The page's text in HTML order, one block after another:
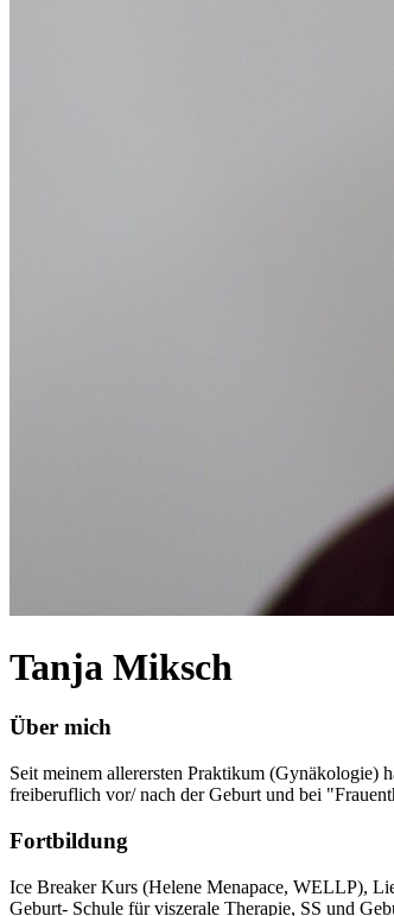
Tanja Miksch
Über mich
Seit meinem allerersten Praktikum (Gynäkologie)
freiberuflich vor/ nach der Geburt und bei
Fortbildung
Ice Breaker Kurs (Helene Menapace, WELLP),
Geburt- Schule für viszerale Therapie, SS und